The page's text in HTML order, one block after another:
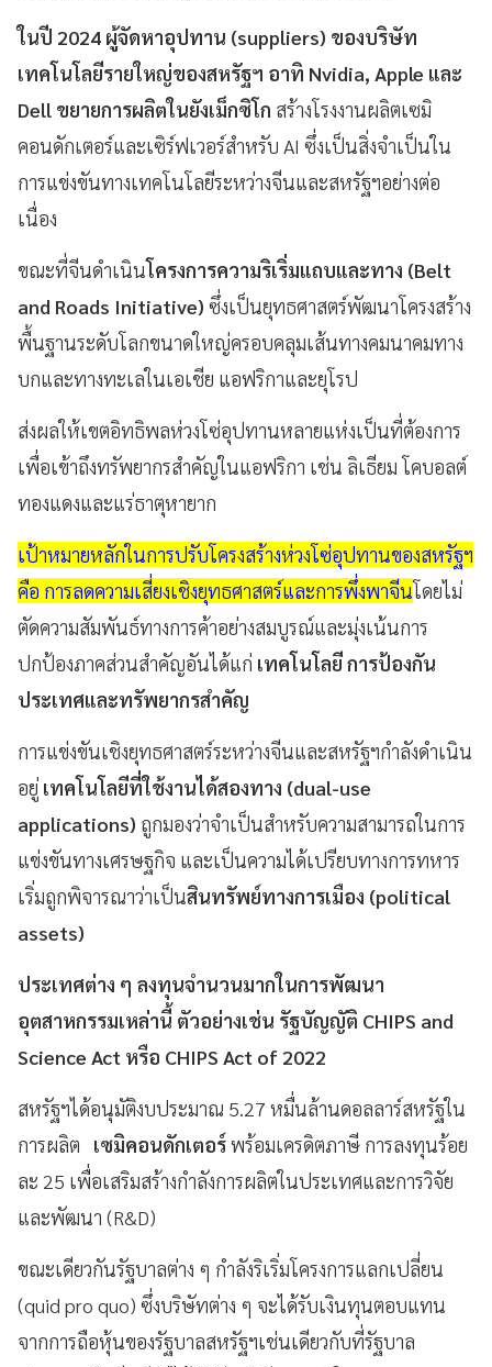
ในปี 2024 ผู้จัดหาอุปทาน (suppliers) ของบริษัท
เทคโนโลยีรายใหญ่ของสหรัฐฯ อาทิ Nvidia, Apple และ
Dell ขยายการผลิตในยังเม็กซิโก สร้างโรงงานผลิตเซมิ
คอนดักเตอร์และเซิร์ฟเวอร์สำหรับ AI ซึ่งเป็นสิ่งจำเป็นใน
การแข่งขันทางเทคโนโลยีระหว่างจีนและสหรัฐฯอย่างต่อ
เนื่อง
ขณะที่จีนดำเนินโครงการความริเริ่มแถบและทาง (Belt
and Roads Initiative) ซึ่งเป็นยุทธศาสตร์พัฒนาโครงสร้าง
พื้นฐานระดับโลกขนาดใหญ่ครอบคลุมเส้นทางคมนาคมทาง
บกและทางทะเลในเอเชีย แอฟริกาและยุโรป
ส่งผลให้เขตอิทธิพลห่วงโซ่อุปทานหลายแห่งเป็นที่ต้องการ
เพื่อเข้าถึงทรัพยากรสำคัญในแอฟริกา เช่น ลิเธียม โคบอลต์
ทองแดงและแร่ธาตุหายาก
เป้าหมายหลักในการปรับโครงสร้างห่วงโซ่อุปทานของสหรัฐฯ
คือ การลดความเสี่ยงเชิงยุทธศาสตร์และการพึ่งพาจีนโดยไม่
ตัดความสัมพันธ์ทางการค้าอย่างสมบูรณ์และมุ่งเน้นการ
ปกป้องภาคส่วนสำคัญอันได้แก่ เทคโนโลยี การป้องกัน
ประเทศและทรัพยากรสำคัญ
การแข่งขันเชิงยุทธศาสตร์ระหว่างจีนและสหรัฐฯกำลังดำเนิน
อยู่ เทคโนโลยีที่ใช้งานได้สองทาง (dual-use
applications) ถูกมองว่าจำเป็นสำหรับความสามารถในการ
แข่งขันทางเศรษฐกิจ และเป็นความได้เปรียบทางการทหาร
เริ่มถูกพิจารณาว่าเป็นสินทรัพย์ทางการเมือง (political
assets)
ประเทศต่าง ๆ ลงทุนจำนวนมากในการพัฒนา
อุตสาหกรรมเหล่านี้ ตัวอย่างเช่น รัฐบัญญัติ CHIPS and
Science Act หรือ CHIPS Act of 2022
สหรัฐฯได้อนุมัติงบประมาณ 5.27 หมื่นล้านดอลลาร์สหรัฐใน
การผลิต เซมิคอนดักเตอร์พร้อมเครดิตภาษี การลงทุนร้อย
ละ 25 เพื่อเสริมสร้างกำลังการผลิตในประเทศและการวิจัย
และพัฒนา (R&D)
ขณะเดียวกันรัฐบาลต่าง ๆ กำลังริเริ่มโครงการแลกเปลี่ยน
(quid pro quo) ซึ่งบริษัทต่าง ๆ จะได้รับเงินทุนตอบแทน
จากการถือหุ้นของรัฐบาลสหรัฐฯเช่นเดียวกับที่รัฐบาล